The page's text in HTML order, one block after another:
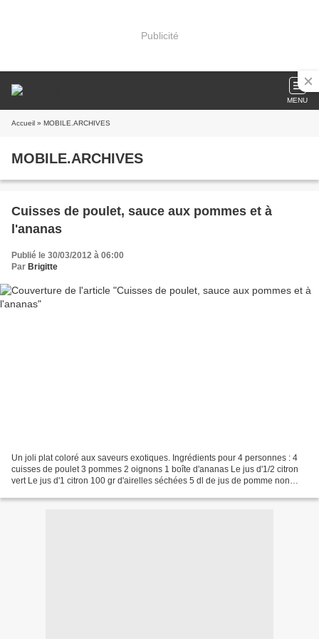
Publicité
MENU
Accueil » MOBILE.ARCHIVES
MOBILE.ARCHIVES
Cuisses de poulet, sauce aux pommes et à
l'ananas
Publié le 30/03/2012 à 06:00
Par Brigitte
Un joli plat coloré aux saveurs exotiques. Ingrédients pour 4 personnes : 4
cuisses de poulet 3 pommes 2 oignons 1 boîte d'ananas Le jus d'1/2 citron
vert Le jus d'1 citron 100 gr d'airelles séchées 5 dl de jus de pomme non